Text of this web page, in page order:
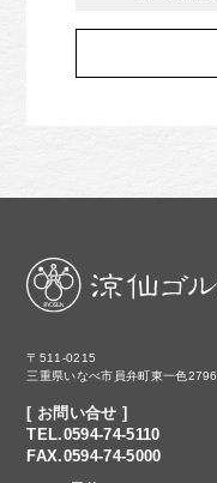
〒511-0215
三重県いなべ市員弁町東一色2796
[ お問い合せ ]
TEL.0594-74-5110
FAX.0594-74-5000